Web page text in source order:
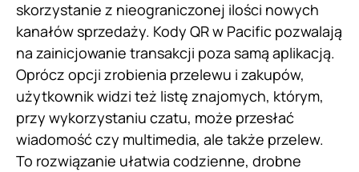
skorzystanie z nieograniczonej ilości nowych
kanałów sprzedaży. Kody QR w Pacific pozwalają
na zainicjowanie transakcji poza samą aplikacją.
Oprócz opcji zrobienia przelewu i zakupów,
użytkownik widzi też listę znajomych, którym,
przy wykorzystaniu czatu, może przesłać
wiadomość czy multimedia, ale także przelew.
To rozwiązanie ułatwia codzienne, drobne